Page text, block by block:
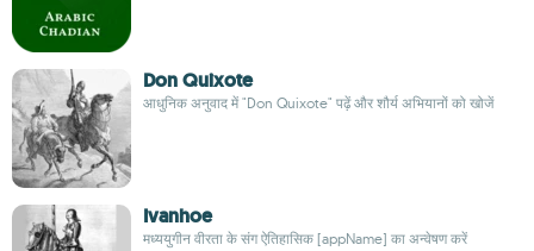
Don Quixote
आधुनिक अनुवाद में "Don Quixote" पढ़ें और शौर्य अभियानों को खोजें
Ivanhoe
मध्ययुगीन वीरता के संग ऐतिहासिक [appName] का अन्वेषण करें